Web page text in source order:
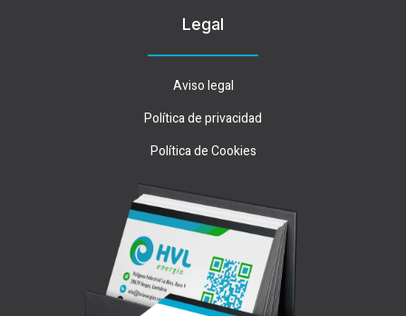
Legal
Aviso legal
Política de privacidad
Política de Cookies